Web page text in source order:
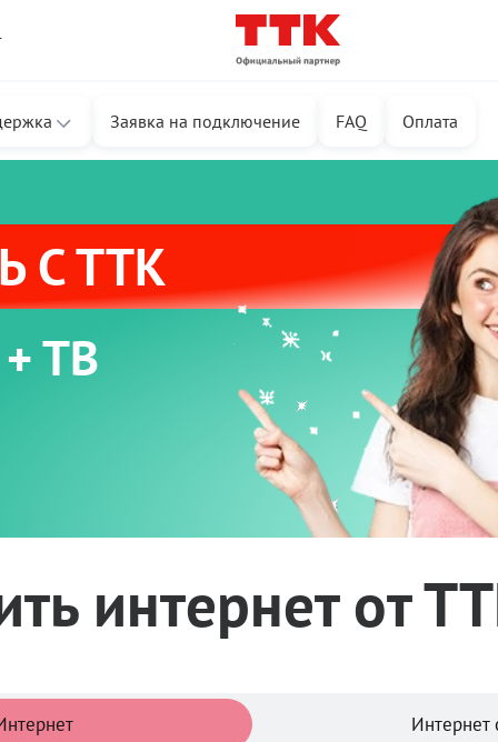
Заявка на подключение FAQ Оплата
С ТТК
ТВ
интернет от
Интернет
Тарифы